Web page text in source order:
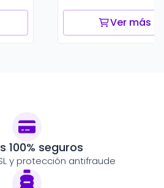
Ver más
100% seguros
y protección antifraude